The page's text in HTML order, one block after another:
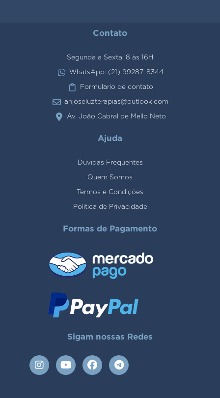
Contato
Segunda a Sexta: 8 às 16H
WhatsApp: (21) 99287-8344
Formulario de contato
anjoseluzterapias@outlook.com
Av. João Cabral de Mello Neto
Ajuda
Duvidas Frequentes
Quem Somos
Termos e Condições
Politica de Privacidade
Formas de Pagamento
Sigam nossas Redes
I
n
Y
o
F
a
T
e